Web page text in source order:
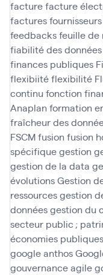
facturefacture
factures fournisseurs
feedbacksfeuille de
fiabilité des données
finances publiques
flexibiitéflexibilité
continu fonction
Anaplan formation
fraîcheur des
FSCMfusion fusion
spécifiquegestion
gestion de la data
évolutionsGestion
ressourcesgestion
donnéesgestion du
secteur public ;
économies publiques
google anthos
gouvernance agile